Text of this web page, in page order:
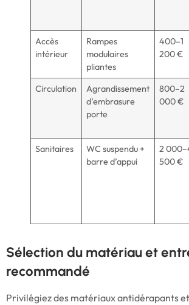
Accès
intérieur
Rampes
modulaires
pliantes
400–1
200 €
Circulation
Agrandissement
d’embrasure
porte
800–2
000 €
Sanitaires
WC suspendu +
barre d’appui
2
500 €
Sélection du matériau et
recommandé
Privilégiez des matériaux antidérapants